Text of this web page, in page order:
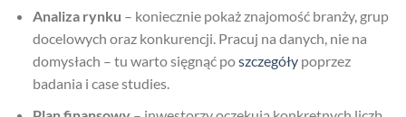
Analiza rynku – koniecznie pokaż znajomość branży, grup
docelowych oraz konkurencji. Pracuj na danych, nie na
domysłach – tu warto sięgnąć poszczegółypoprzez
badania i case studies.